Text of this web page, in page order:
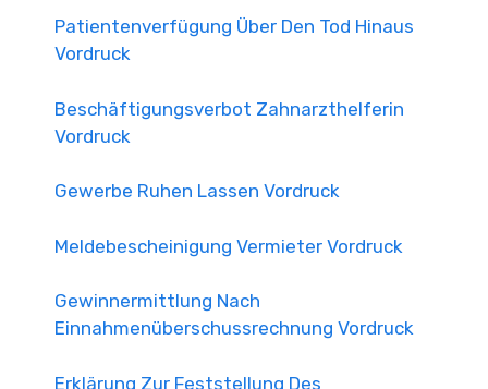
Patientenverfügung Über Den Tod Hinaus
Vordruck
Beschäftigungsverbot Zahnarzthelferin
Vordruck
Gewerbe Ruhen Lassen Vordruck
Meldebescheinigung Vermieter Vordruck
Gewinnermittlung Nach
Einnahmenüberschussrechnung Vordruck
Erklärung Zur Feststellung Des